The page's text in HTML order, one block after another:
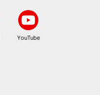
YouTube